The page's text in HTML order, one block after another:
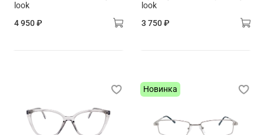
look
4 950 ₽
look
3 750 ₽
Новинка